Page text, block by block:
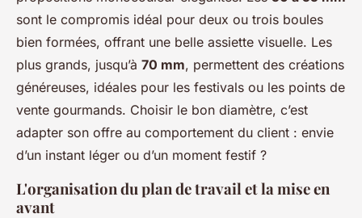
sont le compromis idéal pour deux ou trois boules
bien formées, offrant une belle assiette visuelle. Les
plus grands, jusqu’à 70 mm, permettent des créations
généreuses, idéales pour les festivals ou les points de
vente gourmands. Choisir le bon diamètre, c’est
adapter son offre au comportement du client : envie
d’un instant léger ou d’un moment festif ?
L'organisation du plan de travail et la mise en
avant